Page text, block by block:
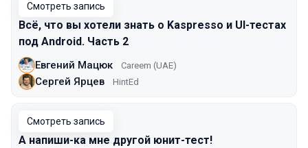
Смотреть запись
Всё, что вы хотели знать о Kaspresso и UI-тестах
под Android. Часть 2
Евгений Мацюк Careem (UAE)
Сергей Ярцев HintEd
Смотреть запись
А напиши-ка мне другой юнит-тест!